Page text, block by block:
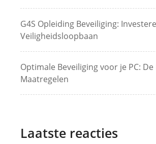
G4S Opleiding Beveiliging:
Veiligheidsloopbaan
Optimale Beveiliging voor je PC: De
Maatregelen
Laatste reacties